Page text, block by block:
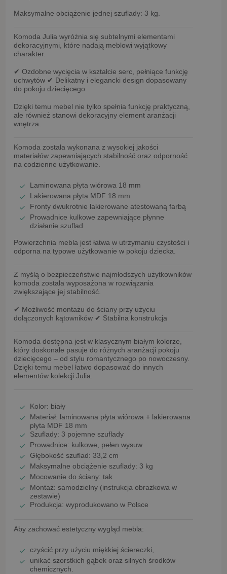
Maksymalne obciążenie jednej szuflady: 3 kg
Komoda Julia wyróżnia się subtelnymi elementami
dekoracyjnymi, które nadają meblowi wyjątkowy
charakter.
✔ Ozdobne wycięcia w kształcie serc , pełniące funkcję
uchwytów ✔ Delikatny i elegancki design dopasowany
do pokoju dziecięcego
Dzięki temu mebel nie tylko spełnia funkcję praktyczną,
ale również stanowi dekoracyjny element aranżacji
wnętrza.
Komoda została wykonana z wysokiej jakości
materiałów zapewniających stabilność oraz odporność
na codzienne użytkowanie.
Laminowana płyta wiórowa 18 mm
Lakierowana płyta MDF 18 mm
Fronty dwukrotnie lakierowane atestowaną farbą
Prowadnice kulkowe zapewniające płynne
działanie szuflad
Powierzchnia mebla jest łatwa w utrzymaniu czystości i
odporna na typowe użytkowanie w pokoju dziecka.
Z myślą o bezpieczeństwie najmłodszych użytkowników
komoda została wyposażona w rozwiązania
zwiększające jej stabilność.
✔ Możliwość montażu do ściany przy użyciu
dołączonych kątowników ✔ Stabilna konstrukcja
Komoda dostępna jest w klasycznym białym kolorze
który doskonale pasuje do różnych aranżacji pokoju
dziecięcego – od stylu romantycznego po nowoczesny.
Dzięki temu mebel łatwo dopasować do innych
elementów kolekcji Julia
Kolor: biały
Materiał: laminowana płyta wiórowa + lakierowana
płyta MDF 18 mm
Szuflady: 3 pojemne szuflady
Prowadnice: kulkowe, pełen wysuw
Głębokość szuflad: 33,2 cm
Maksymalne obciążenie szuflady: 3 kg
Mocowanie do ściany: tak
Montaż: samodzielny (instrukcja obrazkowa w
zestawie)
Produkcja: wyprodukowano w Polsce
Aby zachować estetyczny wygląd mebla:
czyścić przy użyciu miękkiej ściereczki
unikać szorstkich gąbek oraz silnych środków
chemicznych